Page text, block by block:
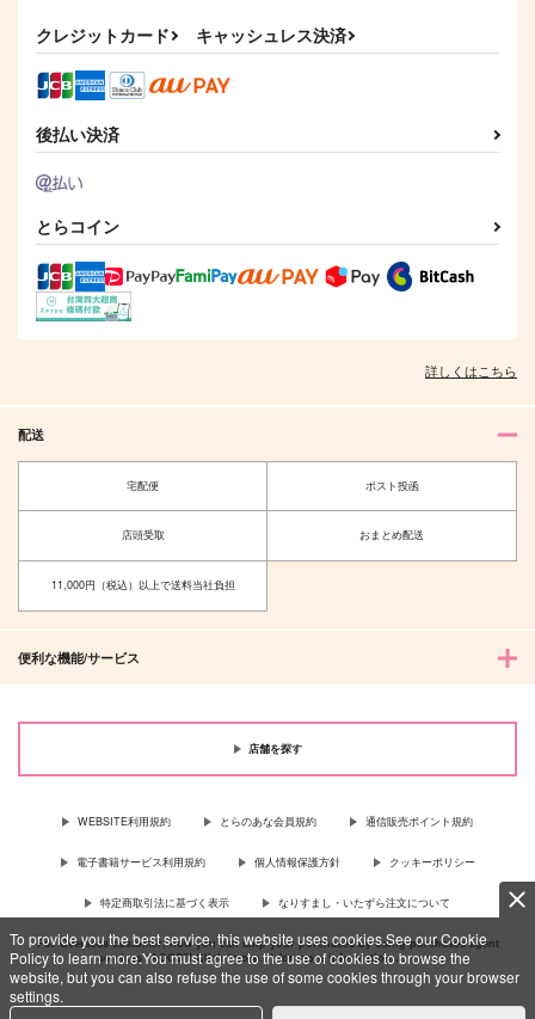
To provide you the best service, this website uses cookies.See our Cookie
Policy to learn more.You must agree to the use of cookies to browse the
website, but you can also refuse the use of some cookies through your browser
settings.
クレジットカード キャッシュレス決済
後払い決済
とらコイン
詳しくはこちら
配送
宅配便 ポスト投函
店頭受取 おまとめ配送
11,000円（税込）以上で送料当社負担
便利な機能/サービス
店舗を探す
WEBSITE利用規約 とらのあな会員規約 通信販売ポイント規約
電子書籍サービス利用規約 個人情報保護方針 クッキーポリシー
特定商取引法に基づく表示 なりすまし・いたずら注文について
For Overseas customer, now you can ship your purchases by using purchases agent
services “AOCS”! Click {more…} for more information …more